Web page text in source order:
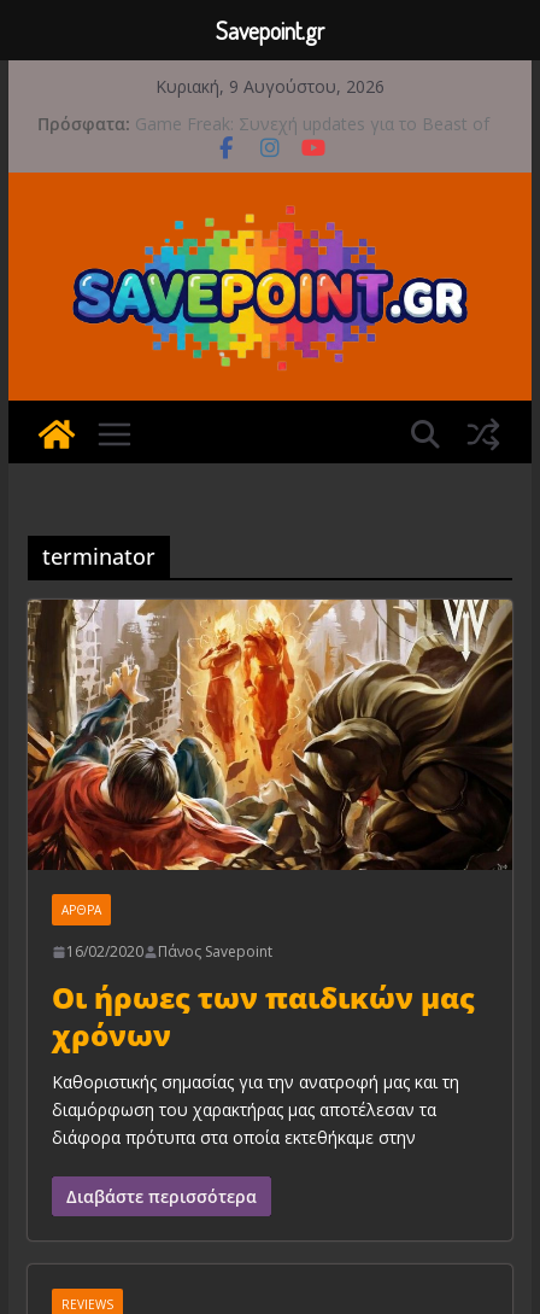
περιεχόμενο
Κυριακή, 9 Αυγούστου, 2026
Πρόσφατα: Game Freak: Συνεχή updates για το Beast of
Reincarnation μετά την ανάμεικτη υποδοχή
Μια φωτογραφική περιπέτεια συνεχίζεται στο
Διασχίστε τους ουρανούς με το Wild Blue
Skies αυτό το φθινόπωρο
Διακοπές και παιχνίδι για όλη την οικογένεια!
Έρχεται 1η Σεπτεμβρίου το Crimson Moon
terminator
ΆΡΘΡΑ
16/02/2020 Πάνος Savepoint
Οι ήρωες των παιδικών μας
χρόνων
Καθοριστικής σημασίας για την ανατροφή μας και τη
διαμόρφωση του χαρακτήρας μας αποτέλεσαν τα
διάφορα πρότυπα στα οποία εκτεθήκαμε στην
Διαβάστε περισσότερα
REVIEWS
Savepoint.gr